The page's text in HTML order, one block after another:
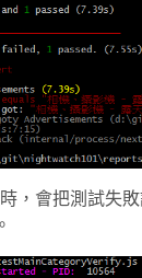
時，會把測試失